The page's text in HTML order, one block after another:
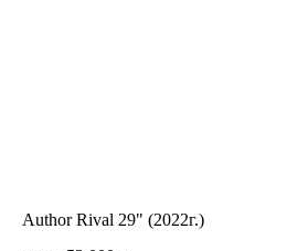
Author Rival 29" (2022г.)